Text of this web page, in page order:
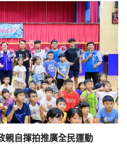
自揮拍推廣全民運動